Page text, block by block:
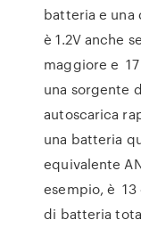
batteria e una
è 1.2V anche
maggiore e
una sorgente
autoscarica
una batteria
equivalente
esempio, è 13
di batteria